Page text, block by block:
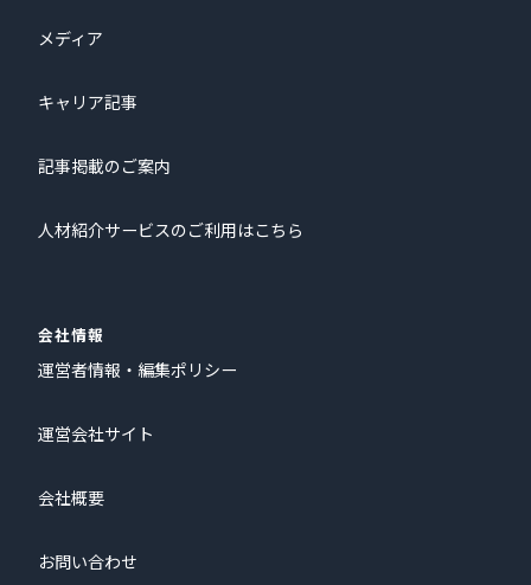
メディア
キャリア記事
記事掲載のご案内
人材紹介サービスのご利用はこちら
会社情報
運営者情報・編集ポリシー
運営会社サイト
会社概要
お問い合わせ